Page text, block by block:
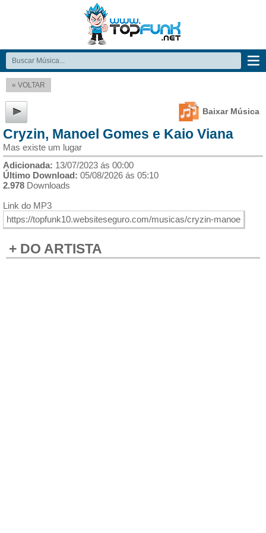
« VOLTAR
Baixar Música
Cryzin, Manoel Gomes e Kaio Viana
Mas existe um lugar
Adicionada: 13/07/2023 ás 00:00
Último Download: 05/08/2026 ás 05:10
2.978 Downloads
Link do MP3
+ DO ARTISTA